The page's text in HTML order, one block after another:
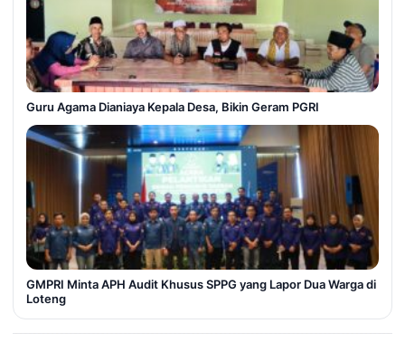
Guru Agama Dianiaya Kepala Desa, Bikin Geram PGRI
GMPRI Minta APH Audit Khusus SPPG yang Lapor Dua Warga di
Loteng